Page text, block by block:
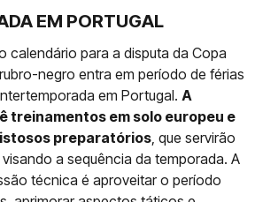
EM PORTUGAL
calendário para a disputa da Copa
negro entra em período de férias
em Portugal. A
treinamentos em solo europeu e
preparatórios , que servirão
a sequência da temporada. A
técnica é aproveitar o período